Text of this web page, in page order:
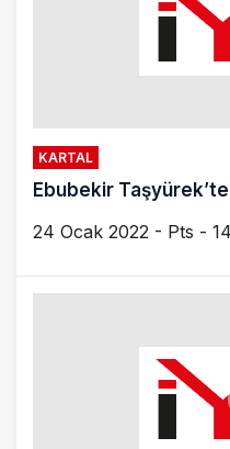
KARTAL
Ebubekir
24 Ocak 2022 - Pts -